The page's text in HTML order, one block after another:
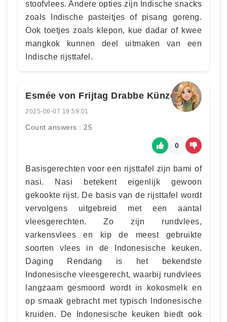
stoofvlees. Andere opties zijn Indische snacks
zoals Indische pasteitjes of pisang goreng.
Ook toetjes zoals klepon, kue dadar of kwee
mangkok kunnen deel uitmaken van een
Indische rijsttafel.
Esmée von Frijtag Drabbe Künzel
2025-06-07 19:59:01
Count answers : 25
0
Basisgerechten voor een rijsttafel zijn bami of
nasi. Nasi betekent eigenlijk gewoon
gekookte rijst. De basis van de rijsttafel wordt
vervolgens uitgebreid met een aantal
vleesgerechten. Zo zijn rundvlees,
varkensvlees en kip de meest gebruikte
soorten vlees in de Indonesische keuken.
Daging Rendang is het bekendste
Indonesische vleesgerecht, waarbij rundvlees
langzaam gesmoord wordt in kokosmelk en
op smaak gebracht met typisch Indonesische
kruiden. De Indonesische keuken biedt ook